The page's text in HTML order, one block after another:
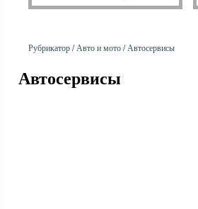
Рубрикатор /Авто и мото /Автосервисы
Автосервисы